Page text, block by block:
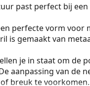
past perfect bij
perfecte vorm voor
is gemaakt van
je in staat om de
aanpassing van de
breuk te voorkomen.